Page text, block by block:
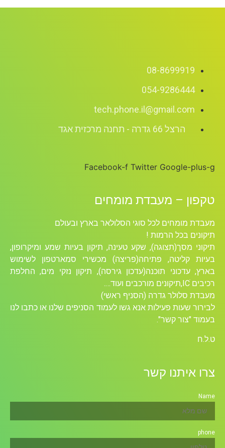
08-8699919
054-9286444
tech.phone.il@gmail.com
הרצל 66 גדרה - תחנה מרכזית אגד
Facebook-f Twitter Google-plus-g
טקפון – מעבדת מומחים
מעבדת מומחים לכל סוגי הסלולאר בארץ ובעולם
תיקונים בכל הרמות !
תיקוני מסך(תצוגה), שקע טעינה, תיקון בעיות שמע ומיקרופון,
בעיות קליטה, פתיחה(פריצה) מכשירי סמארטפון לשימוש
בארץ, עדכוני תוכנה(עדכון גירסה), תיקון נזקי מים, החלפת
רכיבים ICׁ,תיקונים מורכבים ועוד….
מעבדת סלולר גדרה (הסניף ראשי)
לבירור שעות פעילות אנא גשו לעמוד הסניפים שלנו או כתבו לנו
בעמוד "צור קשר".
ט.ל.ח
צרו איתנו קשר
Name
phone